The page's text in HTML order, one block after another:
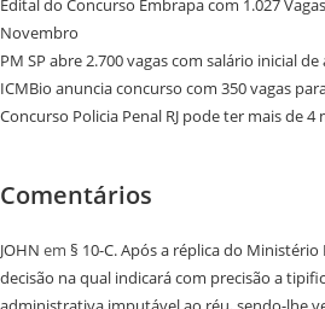
Novembro
PM SP abre 2.700 vagas com salário inicial de
ICMBio anuncia concurso com 350 vagas
Concurso Policia Penal RJ pode ter mais de
Comentários
JOHN em § 10-C. Após a réplica do
decisão na qual indicará com precisão a